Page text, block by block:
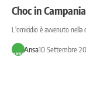
Choc in
L'omicidio è avvenuto
Ansa10 Settembre